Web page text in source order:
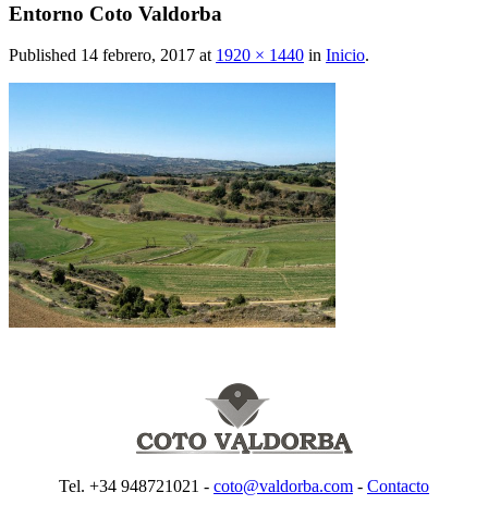
Entorno Coto Valdorba
Published 14 febrero, 2017 at 1920 × 1440 in Inicio.
Tel. +34 948721021 - coto@valdorba.com - Contacto